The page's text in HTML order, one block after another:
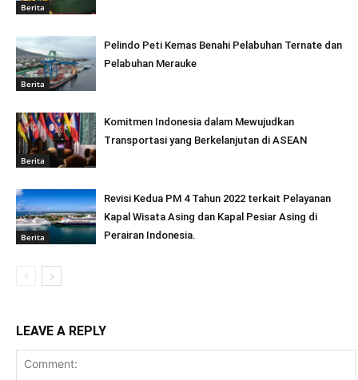
Berita
Berita
Pelindo Peti Kemas Benahi Pelabuhan Ternate dan
Pelabuhan Merauke
Berita
Komitmen Indonesia dalam Mewujudkan
Transportasi yang Berkelanjutan di ASEAN
Berita
Revisi Kedua PM 4 Tahun 2022 terkait Pelayanan
Kapal Wisata Asing dan Kapal Pesiar Asing di
Perairan Indonesia.
LEAVE A REPLY